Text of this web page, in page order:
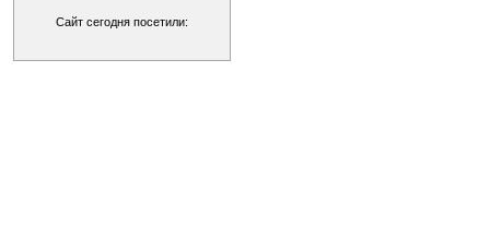
Сайт сегодня посетили: